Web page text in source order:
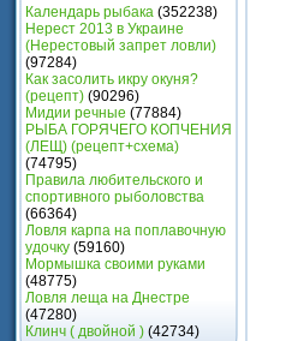
Календарь рыбака (352238)
Нерест 2013 в Украине
(Heрестовый запрет ловли)
(97284)
Как засолить икру окуня?
(рецепт) (90296)
Мидии речные (77884)
РЫБА ГОРЯЧЕГО КОПЧЕНИЯ
(ЛЕЩ) (рецепт+схема)
(74795)
Правила любительского и
спортивного рыболовства
(66364)
Ловля карпа на поплавочную
удочку (59160)
Мормышка своими руками
(48775)
Ловля леща на Днестре
(47280)
Клинч ( двойной ) (42734)